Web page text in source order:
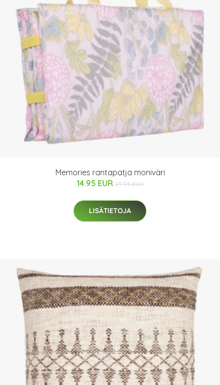
Memories rantapatja moniväri
14.95 EUR 29.95 EUR
LISÄTIETOJA